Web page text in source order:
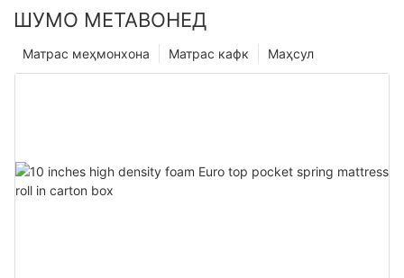
ШУМО МЕТАВОНЕД
Маҳсул
Матрас кафк
Матрас меҳмонхона